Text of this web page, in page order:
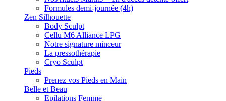
Formules demi-journée (4h)
Zen Silhouette
Body Sculpt
Cellu M6 Alliance LPG
Notre signature minceur
La pressothérapie
Cryo Sculpt
Pieds
Prenez vos Pieds en Main
Belle et Beau
Epilations Femme